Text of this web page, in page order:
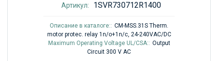
Артикул: 1SVR730712R1400
Описание в каталоге:: CM-MSS.31S Therm.
motor protec. relay 1n/o+1n/c, 24-240VAC/DC
Maximum Operating Voltage UL/CSA:: Output
Circuit 300 V AC